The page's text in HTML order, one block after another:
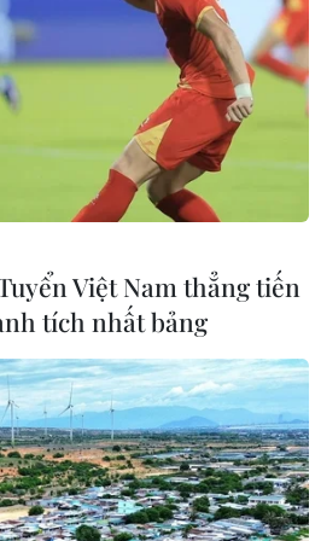
mùa Hè
#Tín đồ Hồi giáo
PARIS 2024
Việt Nam thẳng tiến
tích nhất bảng